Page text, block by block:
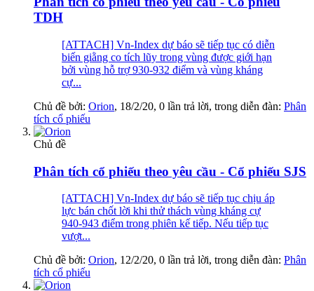
TDH
[ATTACH] Vn-Index dự báo sẽ tiếp tục có diễn
biến giằng co tích lũy trong vùng được giới hạn
bởi vùng hỗ trợ 930-932 điểm và vùng kháng
cự...
Chủ đề bởi: Orion, 18/2/20, 0 lần trả lời, trong diễn đàn: Phân
tích cổ phiếu
Chủ đề
Phân tích cổ phiếu theo yêu cầu - Cổ phiếu SJS
[ATTACH] Vn-Index dự báo sẽ tiếp tục chịu áp
lực bán chốt lời khi thử thách vùng kháng cự
940-943 điểm trong phiên kế tiếp. Nếu tiếp tục
vượt...
Chủ đề bởi: Orion, 12/2/20, 0 lần trả lời, trong diễn đàn: Phân
tích cổ phiếu